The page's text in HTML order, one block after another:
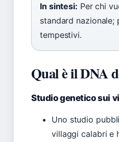
In sintesi: Per chi
standard nazionale;
tempestivi.
Qual è il DNA
Studio genetico sui
Uno studio
villaggi calabri e